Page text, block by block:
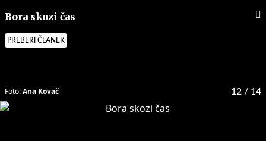
Bora skozi čas
PREBERI ČLANEK
12 / 14
Foto:Ana Kovač